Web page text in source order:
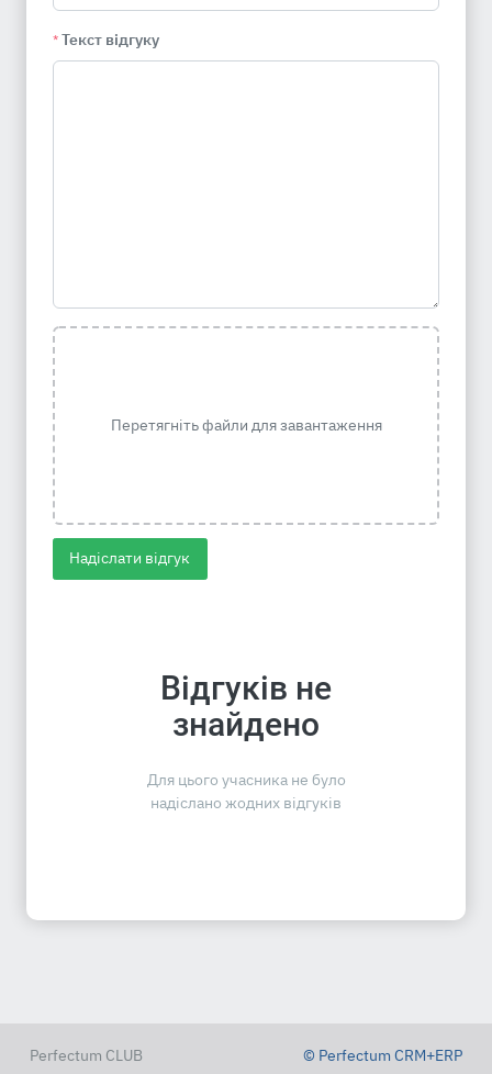
* Текст відгуку
Перетягніть файли для завантаження
Надіслати відгук
Відгуків не
знайдено
Для цього учасника не було
надіслано жодних відгуків
Perfectum CLUB © Perfectum CRM+ERP